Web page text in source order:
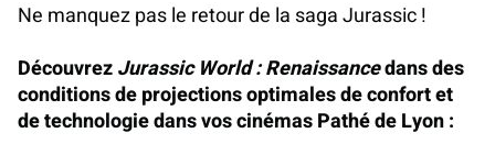
Ne manquez pas le retour de la saga Jurassic !
DécouvrezJurassic World : Renaissancedans des
conditions de projections optimales de confort et
de technologie dans vos cinémas Pathé de Lyon :